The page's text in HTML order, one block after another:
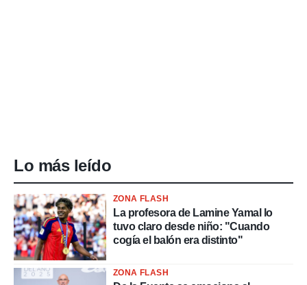
Lo más leído
ZONA FLASH
La profesora de Lamine Yamal lo
tuvo claro desde niño: "Cuando
cogía el balón era distinto"
ZONA FLASH